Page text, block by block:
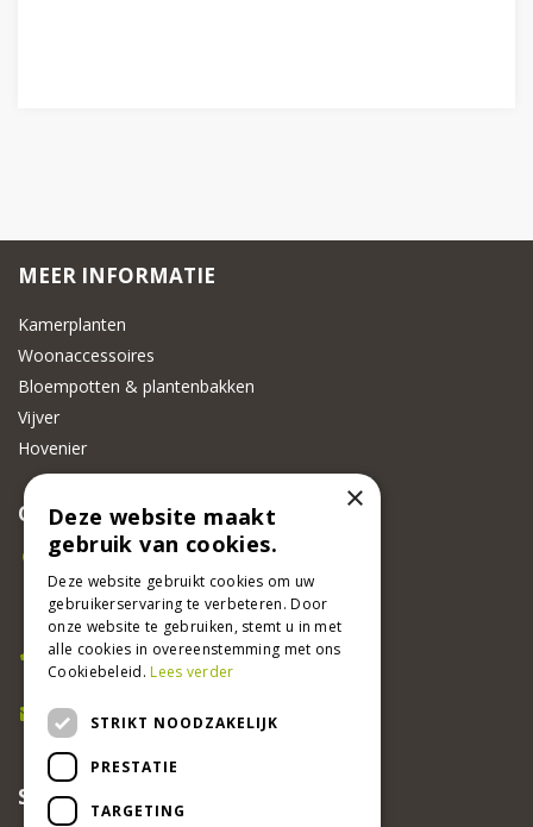
MEER INFORMATIE
Kamerplanten
Woonaccessoires
Bloempotten & plantenbakken
Vijver
Hovenier
CONTACT
Beeker Tuincentrum
Adsteeg 31
6191 PW Beek
Bel ons
046 437 2881
E-mail
info@beekertuincentrum.nl
SCHRIJF EEN RECENSIE EN WIN!
×
Deze website maakt
gebruik van cookies.
Deze website gebruikt cookies om uw
gebruikerservaring te verbeteren. Door
onze website te gebruiken, stemt u in met
alle cookies in overeenstemming met ons
Cookiebeleid.Lees verder
STRIKT NOODZAKELIJK
PRESTATIE
TARGETING